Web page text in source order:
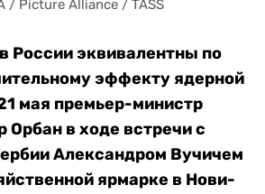
/ Picture Alliance / TASS
России эквивалентны по
эффекту ядерной
мая премьер-министр
Орбан в ходе встречи с
Александром Вучичем
ярмарке в Нови-